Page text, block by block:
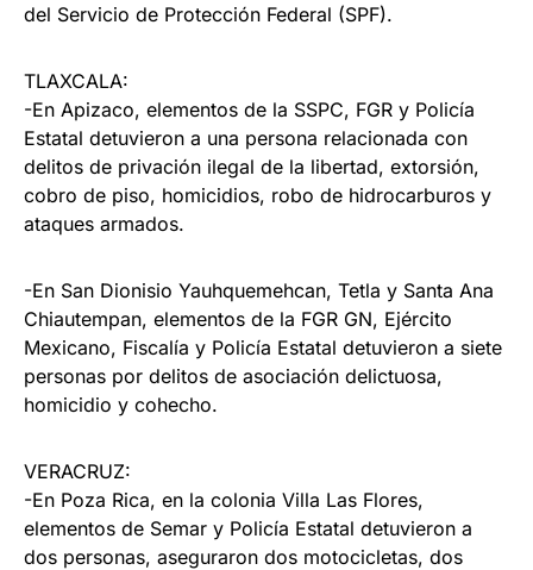
del Servicio de Protección Federal (SPF).
TLAXCALA:
-En Apizaco, elementos de la SSPC, FGR y Policía
Estatal detuvieron a una persona relacionada con
delitos de privación ilegal de la libertad, extorsión,
cobro de piso, homicidios, robo de hidrocarburos y
ataques armados.
-En San Dionisio Yauhquemehcan, Tetla y Santa Ana
Chiautempan, elementos de la FGR GN, Ejército
Mexicano, Fiscalía y Policía Estatal detuvieron a siete
personas por delitos de asociación delictuosa,
homicidio y cohecho.
VERACRUZ:
-En Poza Rica, en la colonia Villa Las Flores,
elementos de Semar y Policía Estatal detuvieron a
dos personas, aseguraron dos motocicletas, dos